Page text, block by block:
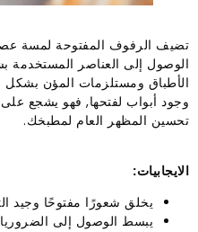
تضيف الرفوف المفتوحة لمسة
الوصول إلى العناصر
الأطباق ومستلزمات المؤن
وجود أبواب لفتحها, فهو يشجع
تحسين المظهر العام لمطبخك.
الايجابيات:
يخلق شعورًا مفتوحًا وجيد
يبسط الوصول إلى